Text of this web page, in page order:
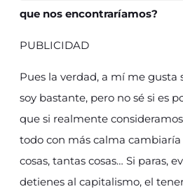
que nos encontraríamos?
PUBLICIDAD
Pues la verdad, a mí me gusta
soy bastante, pero no sé si es
que si realmente
todo con más calma
cosas, tantas cosas… Si paras,
detienes al capitalismo, el